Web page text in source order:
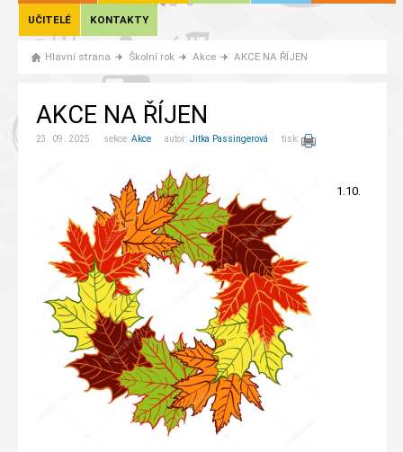
UČITELÉ KONTAKTY
Hlavní strana Školní rok Akce AKCE NA ŘÍJEN
AKCE NA ŘÍJEN
23. 09. 2025 sekce: Akce autor: Jitka Passingerová tisk:
1.10.